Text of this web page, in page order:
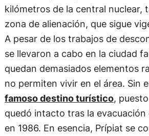
kilómetros de la central nuclear,
zona de alienación, que sigue
A pesar de los trabajos de
se llevaron a cabo en la ciudad
quedan demasiados elementos
no permiten vivir en el área. Sin
famoso destino turístico,
quedó intacto tras la evacuación
en 1986. En esencia, Prípiat se